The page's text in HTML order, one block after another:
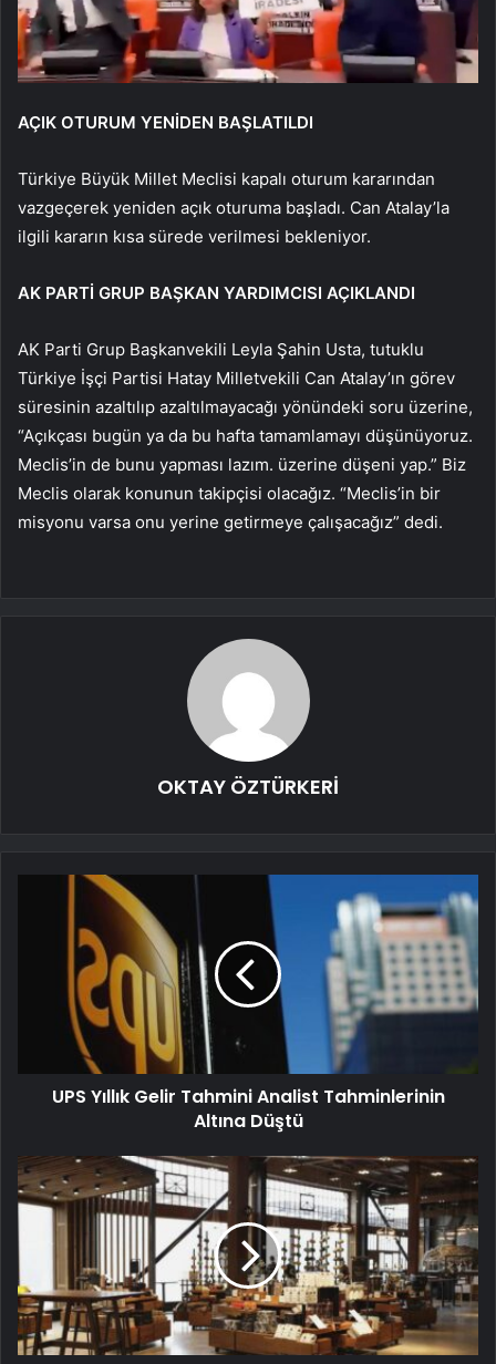
AÇIK OTURUM YENİDEN BAŞLATILDI
Türkiye Büyük Millet Meclisi kapalı oturum kararından
vazgeçerek yeniden açık oturuma başladı. Can Atalay’la
ilgili kararın kısa sürede verilmesi bekleniyor.
AK PARTİ GRUP BAŞKAN YARDIMCISI AÇIKLANDI
AK Parti Grup Başkanvekili Leyla Şahin Usta, tutuklu
Türkiye İşçi Partisi Hatay Milletvekili Can Atalay’ın görev
süresinin azaltılıp azaltılmayacağı yönündeki soru üzerine,
“Açıkçası bugün ya da bu hafta tamamlamayı düşünüyoruz.
Meclis’in de bunu yapması lazım. üzerine düşeni yap.” Biz
Meclis olarak konunun takipçisi olacağız. “Meclis’in bir
misyonu varsa onu yerine getirmeye çalışacağız” dedi.
OKTAY ÖZTÜRKERİ
UPS Yıllık Gelir Tahmini Analist Tahminlerinin
Altına Düştü